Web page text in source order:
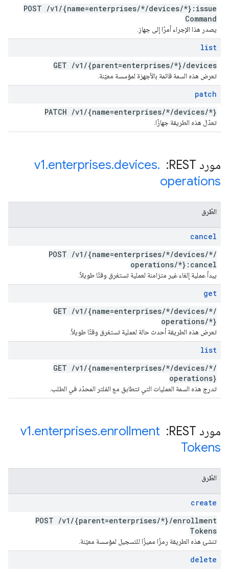
POST /v1 /{name=enterprises/*/devices/*}:issue
Command
يصدر هذا الإجراء أمرًا إلى جهاز.
list
GET /v1 /{parent=enterprises/*}/devices
تعرض هذه السمة قائمة بالأجهزة لمؤسسة معيّنة.
patch
PATCH /v1 /{name=enterprises/*/devices/*}
تعدّل هذه الطريقة جهازًا.
مورد REST: ‏ v1.enterprises.devices.
operations
الطُرق
cancel
POST /v1 /{name=enterprises/*/devices/*/
operations/*}:cancel
يبدأ عملية إلغاء غير متزامنة لعملية تستغرق وقتًا طويلاً.
get
GET /v1 /{name=enterprises/*/devices/*/
operations/*}
تعرض هذه الطريقة أحدث حالة لعملية تستغرق وقتًا طويلاً.
list
GET /v1 /{name=enterprises/*/devices/*/
operations}
تدرِج هذه السمة العمليات التي تتطابق مع الفلتر المحدّد في الطلب.
مورد REST: ‏ v1.enterprises.enrollment
Tokens
الطُرق
create
POST /v1 /{parent=enterprises/*}/enrollment
Tokens
تنشئ هذه الطريقة رمزًا مميزًا للتسجيل لمؤسسة معيّنة.
delete